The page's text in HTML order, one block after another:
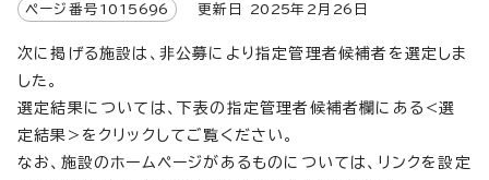
ページ番号 1015696 更新日 2025年2月 26 日
次に掲げる施設は、非公募により指定管理者候補者を選定しま
した。
選定結果については、下表の指定管理者候補者欄にある<選
定結果>をクリックしてご覧ください。
なお、施設のホームページがあるものについては、リンクを設定